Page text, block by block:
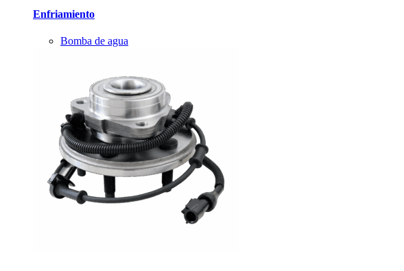
Enfriamiento
Bomba de agua